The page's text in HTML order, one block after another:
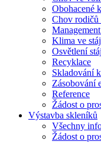
Obohacené
Chov rodičů
Klima ve
Osvětlení
Recyklace
Skladování
Zásobování
Reference
Žádost o
Výstavba skleníků
Všechny
Žádost o